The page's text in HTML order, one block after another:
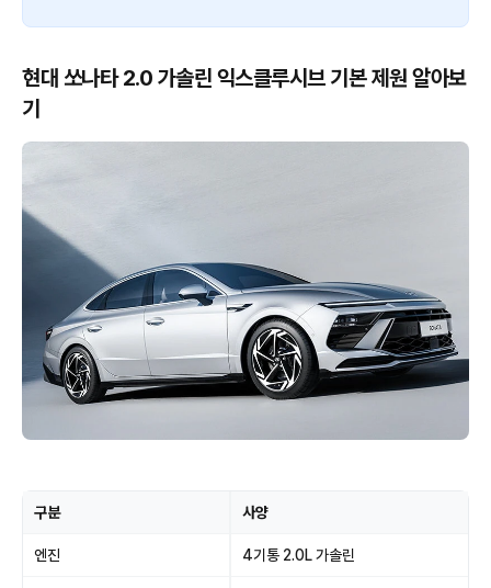
현대 쏘나타 2.0 가솔린 익스클루시브 기본 제원 알아보
기
구분 사양
엔진 4기통 2.0L 가솔린